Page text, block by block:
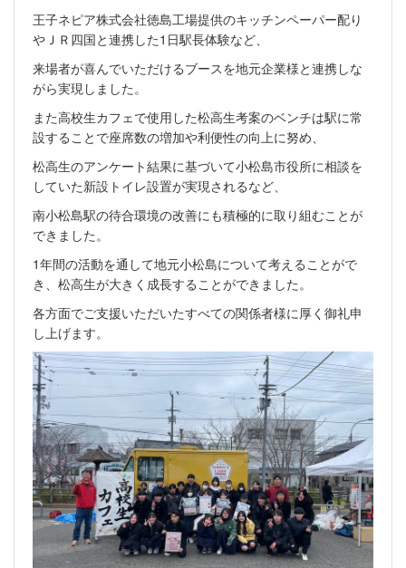
王子ネピア株式会社徳島工場提供のキッチンペーパー配り
やＪＲ四国と連携した1日駅長体験など、
来場者が喜んでいただけるブースを地元企業様と連携しな
がら実現しました。
また高校生カフェで使用した松高生考案のベンチは駅に常
設することで座席数の増加や利便性の向上に努め、
松高生のアンケート結果に基づいて小松島市役所に相談を
していた新設トイレ設置が実現されるなど、
南小松島駅の待合環境の改善にも積極的に取り組むことが
できました。
1年間の活動を通して地元小松島について考えることがで
き、松高生が大きく成長することができました。
各方面でご支援いただいたすべての関係者様に厚く御礼申
し上げます。